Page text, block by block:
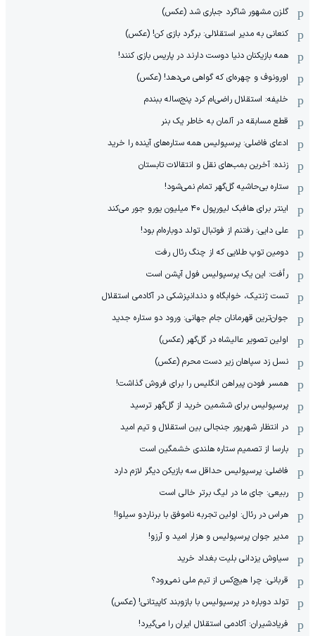
گلزن مشهور شاگرد جباری شد (عکس)
کنعانی به مدیر استقلالی: برگرد بازی کن! (عکس)
همه بازیکنان دنیا دوست دارند در پاریس بازی کنند!
اورونوف و چهره‌ای که گواهی می‌دهد! (عکس)
خلیفه: استقلال راضی‌ام کرد پنج‌ساله ببندم
قطع مسابقه در آلمان به خاطر یک بنر
ادعای فاضلی: پرسپولیس همه ستاره‌های آینده را خرید
زنده: آخرین بمب‌های نقل و انتقالات تابستان
ستاره بی‌حاشیه گل‌گهر تمام نمی‌شود!
اینتر برای هافبک لیورپول ۴۰ میلیون یورو جور می‌کند
علی دایی: رفتنم از فوتبال تولد دوباره‌ام بود!
دومین توپ طلایی که از چنگ رئال رفت
رأفت: این یک پرسپولیس فول آپشن است
تست ژنتیک، خوابگاه و دندانپزشکی در آکادمی استقلال
جوان‌ترین قهرمانان جام جهانی: ورود دو ستاره جدید
اولین تصویر عالیشاه در گل‌گهر (عکس)
نسل زد سپاهان زیر دست محرم (عکس)
همسر فودن پیراهن انگلیس را برای فروش گذاشت!
پرسپولیس برای ششمین خرید از گل‌گهر ترسید
در انتظار شهریور جنجالی بین استقلال و تیم امید
بارسا از تصمیم ستاره هلندی خشمگین است
فاضلی: پرسپولیس حداقل سه بازیکن دیگر لازم دارد
ربیعی: جای ما در لیگ برتر خالی است
هراس در رئال: اولین تجربه ناموفق با برناردو سیلوا!
مدیر جوان پرسپولیس و هزار امید و آرزو!
سیاوش یزدانی بلیت بغداد خرید
قربانی: چرا هیچ‌کس از تیم ملی نمی‌رود؟
تولد دوباره در پرسپولیس با بازوبند کاپیتانی! (عکس)
فریادشیران: آکادمی استقلال ایران را می‌گیرد!